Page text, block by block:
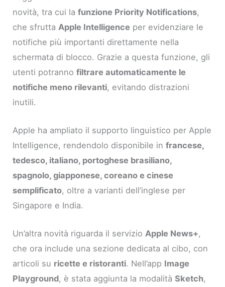
novità, tra cui lafunzione Priority Notifications,
che sfrutta Apple Intelligence per evidenziare le
notifiche più importanti direttamente nella
schermata di blocco. Grazie a questa funzione, gli
utenti potrannofiltrare automaticamente le
notifiche meno rilevanti, evitando distrazioni
inutili.
Apple ha ampliato il supporto linguistico per Apple
Intelligence, rendendolo disponibile infrancese,
tedesco, italiano, portoghese brasiliano,
spagnolo, giapponese, coreano e cinese
semplificato, oltre a varianti dell’inglese per
Singapore e India.
Un’altra novità riguarda il servizioApple News+,
che ora include una sezione dedicata al cibo, con
articoli su ricette e ristoranti. Nell’app Image
Playground, è stata aggiunta la modalitàSketch,